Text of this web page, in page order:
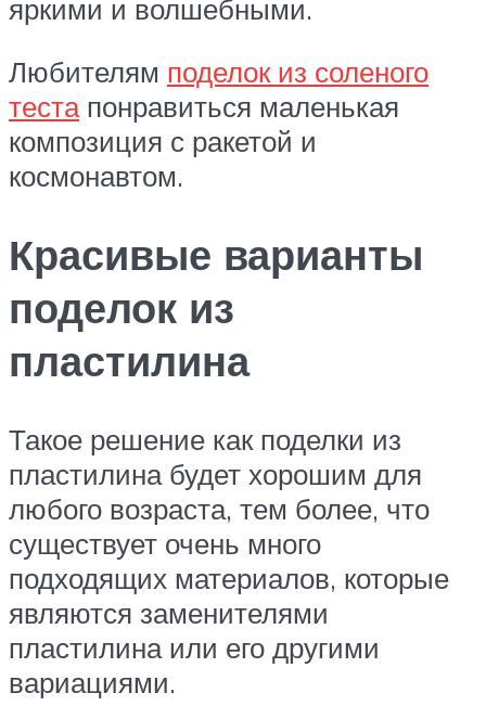
яркими и волшебными.
Любителям поделок из соленого
тестапонравиться маленькая
композиция с ракетой и
космонавтом.
Красивые варианты
поделок из
пластилина
Такое решение как поделки из
пластилина будет хорошим для
любого возраста, тем более, что
существует очень много
подходящих материалов, которые
являются заменителями
пластилина или его другими
вариациями.